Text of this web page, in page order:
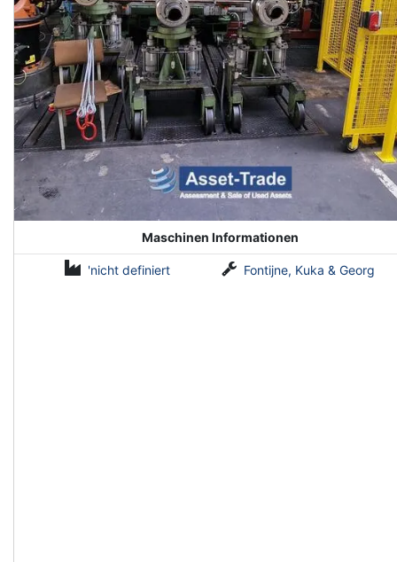
Maschinen Informationen
'nicht definiert Fontijne, Kuka & Georg